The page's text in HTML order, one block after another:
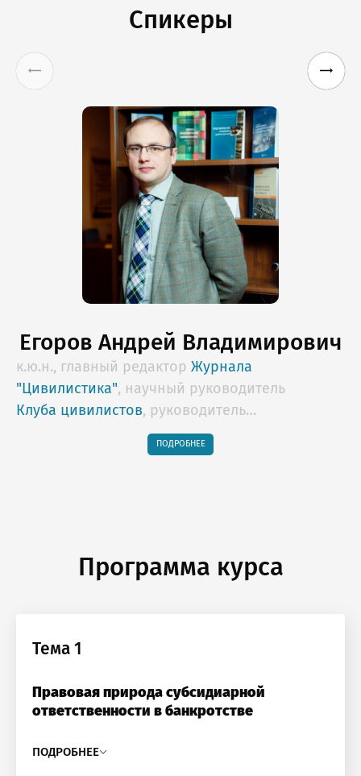
Спикеры
Егоров Андрей Владимирович
к.ю.н., главный редактор Журнала
"Цивилистика", научный руководитель
Клуба цивилистов, руководитель
образовательных программ Lextorium.com,
профессор НИУ "Высшая школа экономики",
ПОДРОБНЕЕ
Программа курса
Тема 1
Правовая природа субсидиарной
ответственности в банкротстве
ПОДРОБНЕЕ